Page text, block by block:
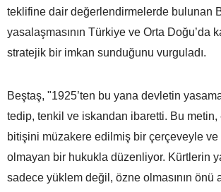
teklifine dair değerlendirmelerde bulunan
yasalaşmasının Türkiye ve Orta Doğu’da
stratejik bir imkan sunduğunu vurguladı.
Beştaş, "1925’ten bu yana devletin
tedip, tenkil ve iskandan ibaretti. Bu metin,
bitişini müzakere edilmiş bir çerçeveyle ve
olmayan bir hukukla düzenliyor. Kürtlerin
sadece yüklem değil, özne olmasının önü